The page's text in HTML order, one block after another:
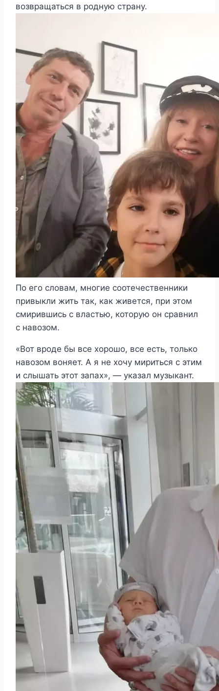
возвращаться в родную страну.
По его словам, многие соотечественники
привыкли жить так, как живется, при этом
смирившись с властью, которую он сравнил
с навозом.
«Вот вроде бы все хорошо, все есть, только
навозом воняет. А я не хочу мириться с этим
и слышать этот запах», — указал музыкант.